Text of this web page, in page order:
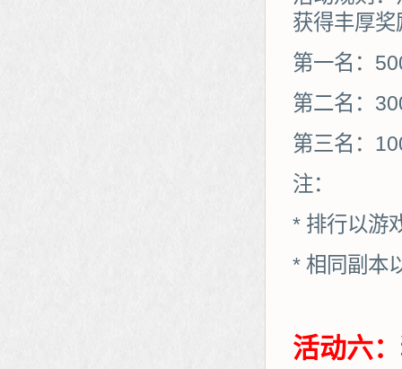
获得丰厚
第一名：
第二名：
第三名：
注：
* 排行以游
* 相同副本
活动六